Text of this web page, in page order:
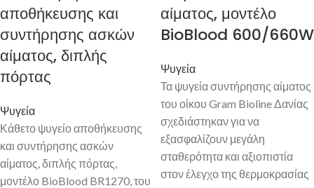
αποθήκευσης και
συντήρησης ασκών
αίματος, διπλής
πόρτας
Ψυγεία
Κάθετο ψυγείο αποθήκευσης
και συντήρησης ασκών
αίματος, διπλής πόρτας,
μοντέλο BioBlood BR1270, του
αίματος, μοντέλο
BioBlood 600/660W
Ψυγεία
Τα ψυγεία συντήρησης αίματος
του οίκου Gram Bioline Δανίας
σχεδιάστηκαν για να
εξασφαλίζουν μεγάλη
σταθερότητα και αξιοπιστία
στον έλεγχο της θερμοκρασίας